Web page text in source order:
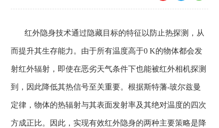
红外隐身技术通过隐藏目标的特征以防止热探测，从
而提升其生存能力。由于所有温度高于0 K的物体都会发
射红外辐射，即使在恶劣天气条件下也能被红外相机探测
到，因此降低其热信号至关重要。根据斯特藩-玻尔兹曼
定律，物体的热辐射与其表面发射率及其绝对温度的四次
方成正比。因此，实现有效红外隐身的两种主要策略是降